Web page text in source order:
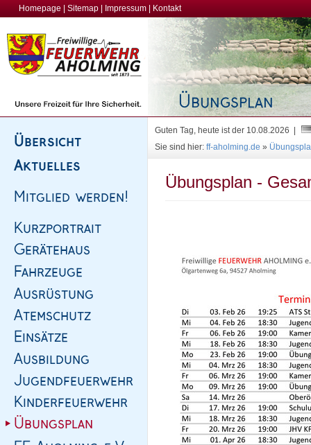
Homepage Sitemap Impressum Kontakt
Guten Tag, heute ist der 10.08.2026 |
Sie sind hier: ff-aholming.de »
Übungsplan -